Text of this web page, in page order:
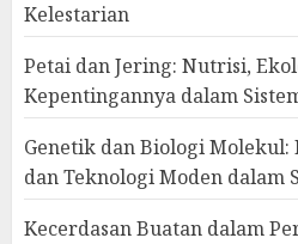
Kelestarian
Petai dan Jering: Nutrisi,
Kepentingannya dalam
Genetik dan Biologi Molekul:
dan Teknologi Moden dalam
Kecerdasan Buatan dalam